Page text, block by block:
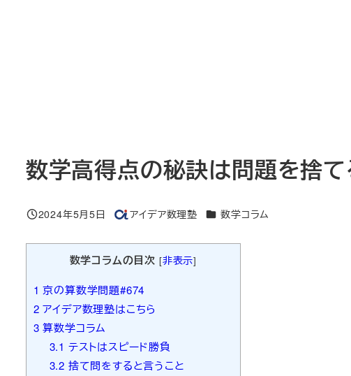
数学高得点の秘訣は問題を捨
投稿日
2024年5月5日
著
アイデア数理塾 カテゴリー
数学コラム
数学コラムの目次 [非表示]
1 京の算数学問題#674
2 アイデア数理塾はこちら
3 算数学コラム
3.1 テストはスピード勝負
3.2 捨て問をすると言うこと